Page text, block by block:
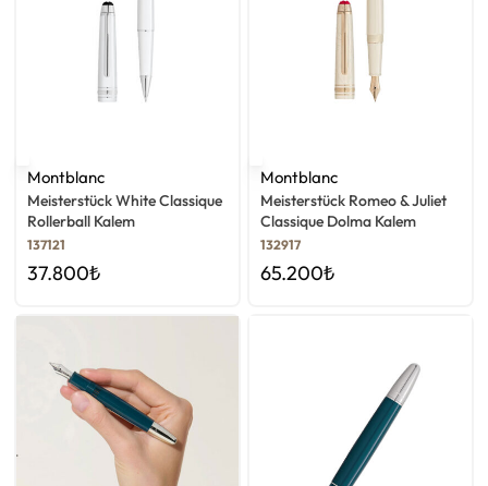
Montblanc
Meisterstück White Classique
Rollerball Kalem
137121
37.800₺
Montblanc
Meisterstück Romeo & Juliet
Classique Dolma Kalem
132917
65.200₺